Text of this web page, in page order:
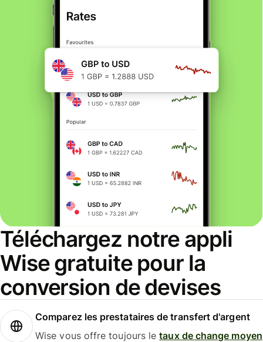
Téléchargez notre appli
Wise gratuite pour la
conversion de devises
Comparez les prestataires de transfert d'argent
Wise vous offre toujours letaux de change moyen